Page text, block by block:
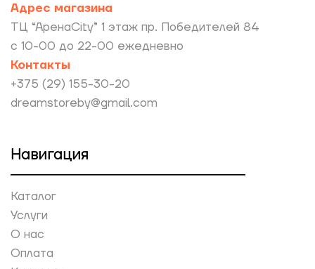
Адрес магазина
ТЦ “АренаCity” 1 этаж пр. Победителей 84
с 10-00 до 22-00 ежедневно
Контакты
+375 (29) 155-30-20
dreamstoreby@gmail.com
Навигация
Каталог
Услуги
О нас
Оплата